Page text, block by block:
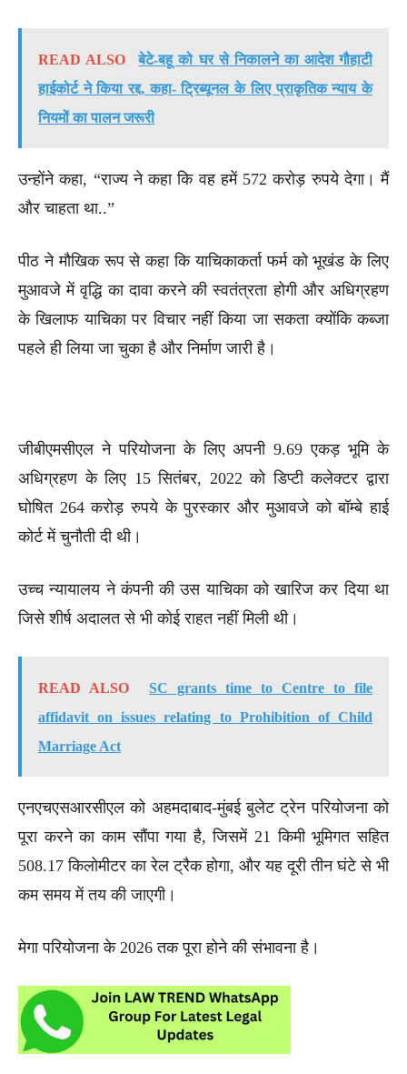
READ ALSO
बेटे-बहू को घर से निकालने का आदेश गौहाटी
हाईकोर्ट ने किया रद्द, कहा- ट्रिब्यूनल के लिए प्राकृतिक न्याय के
नियमों का पालन जरूरी
उन्होंने कहा, “राज्य ने कहा कि वह हमें 572 करोड़ रुपये देगा। मैं
और चाहता था..”
पीठ ने मौखिक रूप से कहा कि याचिकाकर्ता फर्म को भूखंड के लिए
मुआवजे में वृद्धि का दावा करने की स्वतंत्रता होगी और अधिग्रहण
के खिलाफ याचिका पर विचार नहीं किया जा सकता क्योंकि कब्जा
पहले ही लिया जा चुका है और निर्माण जारी है।
जीबीएमसीएल ने परियोजना के लिए अपनी 9.69 एकड़ भूमि के
अधिग्रहण के लिए 15 सितंबर, 2022 को डिप्टी कलेक्टर द्वारा
घोषित 264 करोड़ रुपये के पुरस्कार और मुआवजे को बॉम्बे हाई
कोर्ट में चुनौती दी थी।
उच्च न्यायालय ने कंपनी की उस याचिका को खारिज कर दिया था
जिसे शीर्ष अदालत से भी कोई राहत नहीं मिली थी।
READ ALSO
SC grants time to Centre to file
affidavit on issues relating to Prohibition of Child
Marriage Act
एनएचएसआरसीएल को अहमदाबाद-मुंबई बुलेट ट्रेन परियोजना को
पूरा करने का काम सौंपा गया है, जिसमें 21 किमी भूमिगत सहित
508.17 किलोमीटर का रेल ट्रैक होगा, और यह दूरी तीन घंटे से भी
कम समय में तय की जाएगी।
मेगा परियोजना के 2026 तक पूरा होने की संभावना है।